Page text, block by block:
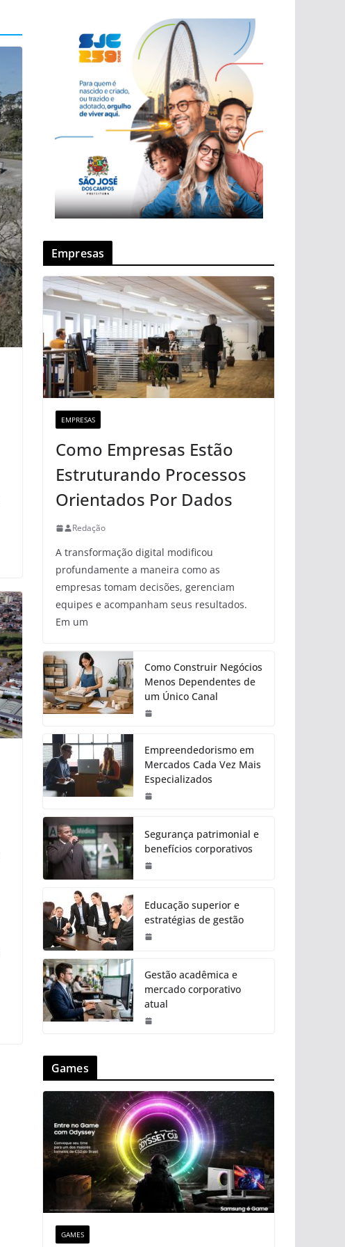
Empresas
EMPRESAS
Como Empresas Estão
Estruturando Processos
Orientados Por Dados
Redação
A transformação digital modificou
profundamente a maneira como as
empresas tomam decisões, gerenciam
equipes e acompanham seus resultados.
Em um
Como Construir Negócios
Menos Dependentes de
um Único Canal
Empreendedorismo em
Mercados Cada Vez Mais
Especializados
Segurança patrimonial e
benefícios corporativos
Educação superior e
estratégias de gestão
Gestão acadêmica e
mercado corporativo
atual
Games
GAMES